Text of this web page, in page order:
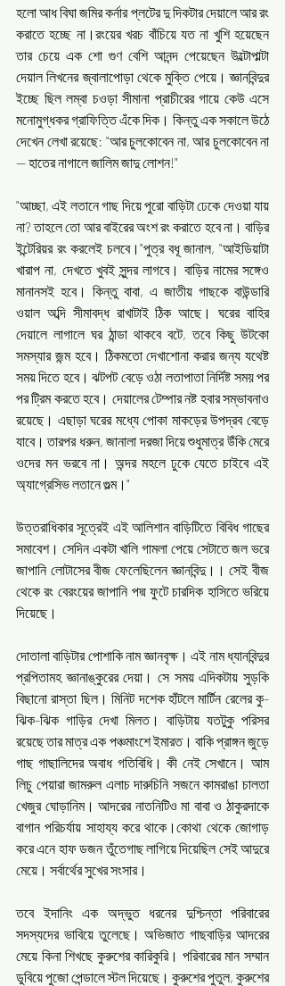
হলো আধ বিঘা জমির কর্নার প্লটের দু দিকটার দেয়ালে আর রং
করাতে হচ্ছে না।রংয়ের খরচ বাঁচিয়ে যত না খুশি হয়েছেন
তার চেয়ে এক শো গুণ বেশি আনন্দ পেয়েছেন উল্টোপাল্টা
দেয়াল‌ লিখনের জ্বালাপোড়া থেকে মুক্তি পেয়ে।‌ জ্ঞানবিন্দুর
ইচ্ছে ছিল লম্বা চওড়া সীমানা প্রাচীরের গায়ে কেউ এসে
মনোমুগ্ধকর গ্রাফিত্তি এঁকে দিক। কিন্তু এক সকালে উঠে
দেখেন লেখা রয়েছে: "আর চুলকোবেন‌ না, আর চুলকোবেন না
— হাতের নাগালে জালিম জাদু লোশন!"
"আচ্ছা, এই লতানে গাছ দিয়ে পুরো বাড়িটা ঢেকে দেওয়া যায়
না? তাহলে তো আর বাইরের অংশ রং করাতে হবে না। বাড়ির
ইন্টেরিয়র রং করলেই চলবে।"পুত্র বধূ জানাল, "আইডিয়াটা
খারাপ না, দেখতে খুবই সুন্দর লাগবে। বাড়ির নামের সঙ্গেও
মানানসই হবে। কিন্তু বাবা, এ জাতীয় গাছকে বাউন্ডারি
ওয়াল অব্দি সীমাবদ্ধ রাখাটাই ঠিক আছে। ঘরের বাহির
দেয়ালে লাগালে ঘর ঠান্ডা থাকবে‌ বটে, তবে কিছু উটকো
সমস্যার জন্ম হবে। ঠিকমতো দেখাশোনা করার জন্য যথেষ্ট
সময় দিতে হবে। ঝটপট বেড়ে ওঠা লতাপাতা নির্দিষ্ট সময় পর
পর ট্রিম করতে হবে। দেয়ালের টেম্পার নষ্ট হবার সম্ভাবনাও
রয়েছে। এছাড়া ঘরের মধ্যে পোকা মাকড়ের উপদ্রব বেড়ে
যাবে। তারপর ধরুন, জানালা দরজা দিয়ে শুধুমাত্র উঁকি মেরে
ওদের মন ভরবে না। অন্দর মহলে ঢুকে যেতে চাইবে এই
অ্যাগ্রেসিভ লতানে গুল্ম।"
উত্তরাধিকার সূত্রেই এই আলিশান বাড়িটিতে বিবিধ গাছের
সমাবেশ। সেদিন একটা খালি গামলা পেয়ে সেটাতে জল ভরে
জাপানি লোটাসের বীজ ফেলেছিলেন জ্ঞানবিন্দু।। সেই বীজ
থেকে রং বেরংয়ের জাপানি পদ্ম ফুটে চারদিক হাসিতে ভরিয়ে
দিয়েছে।
দোতালা বাড়িটার পোশাকি নাম জ্ঞানবৃক্ষ। এই নাম ধ্যানবিন্দুর
প্রপিতামহ জ্ঞানাঙ্কুরের দেয়া। সে সময় এদিকটায় সুড়কি
বিছানো রাস্তা ছিল। মিনিট দশেক হাঁটলে মার্টিন রেলের কু-
ঝিক-ঝিক গাড়ির দেখা মিলত। বাড়িটায় যতটুকু পরিসর
রয়েছে তার মাত্র এক পঞ্চমাংশে ইমারত। বাকি প্রাঙ্গন জুড়ে
গাছ গাছালিদের অবাধ গতিবিধি। কী নেই সেখানে। আম
লিচু পেয়ারা জামরুল এলাচ দারুচিনি সজনে কামরাঙা চালতা
খেজুর ঘোড়ানিম। আদরের নাতনিটিও মা বাবা ও ঠাকুরদাকে
বাগান পরিচর্যায় সাহায্য করে থাকে।কোথা থেকে জোগাড়
করে এনে হাফ ডজন তুঁতেগাছ লাগিয়ে দিয়েছিল সেই আদুরে
মেয়ে। সর্বার্থের সুখের সংসার।
তবে ইদানিং এক অদ্ভুত ধরনের দুশ্চিন্তা পরিবারের
সদস্যদের ভাবিয়ে তুলেছে। অভিজাত গাছবাড়ির আদরের
মেয়ে কিনা শিখছে কুরুশের কারিকুরি। পরিবারের মান সম্মান
ডুবিয়ে পুজো পেন্ডালে স্টল দিয়েছে। কুরুশের পুতুল, কুরুশের